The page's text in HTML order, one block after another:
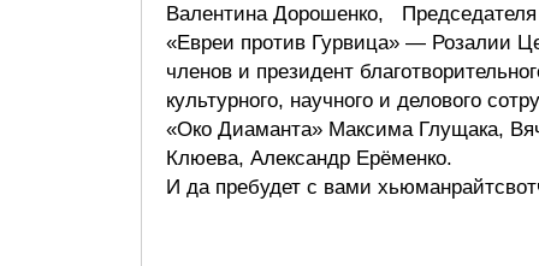
Валентина Дорошенко, Председателя
«Евреи против Гурвица» — Розалии
членов и президент
культурного, научного и делового
«Око Диаманта» Максима Глущака,
Клюева, Александр Ерёменко.
И да пребудет с вами